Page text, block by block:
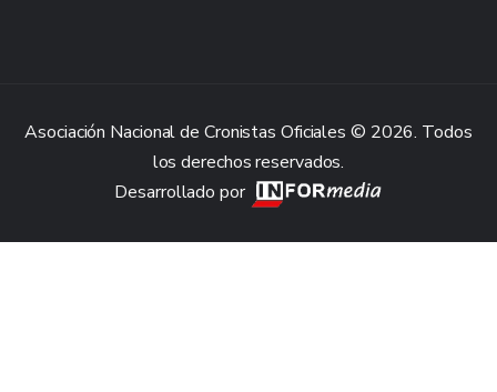
Asociación Nacional de Cronistas Oficiales © 2026. Todos
los derechos reservados.
Desarrollado por